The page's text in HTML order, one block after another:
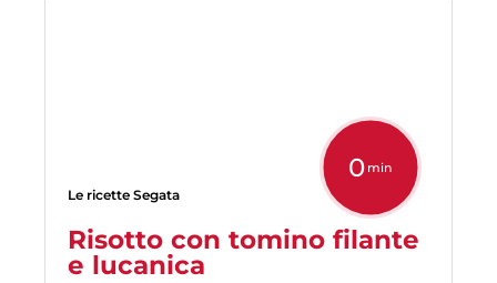
0 min
Le ricette Segata
Risotto con tomino filante
e lucanica